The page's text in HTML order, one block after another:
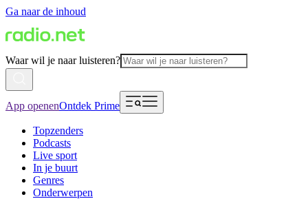
Ga naar de inhoud
Waar wil je naar luisteren?
App openenOntdek Prime
Topzenders
Podcasts
Live sport
In je buurt
Genres
Onderwerpen